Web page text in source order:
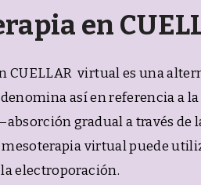
en
CUELLAR virtual es una
denomina así en referencia a
gradual a través
mesoterapia virtual puede
electroporación.